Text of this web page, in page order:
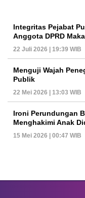
Integritas Pejabat
Anggota DPRD
22 Juli 2026 | 19:39 WIB
Menguji Wajah
Publik
22 Mei 2026 | 13:03 WIB
Ironi Perundungan
Menghakimi Anak
15 Mei 2026 | 00:47 WIB